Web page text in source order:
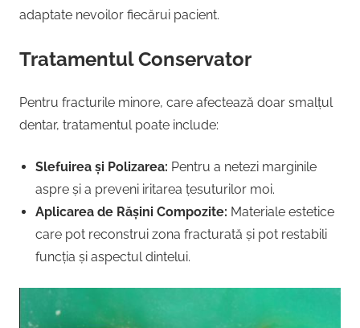
adaptate nevoilor fiecărui pacient.
Tratamentul Conservator
Pentru fracturile minore, care afectează doar smalțul
dentar, tratamentul poate include:
Slefuirea și Polizarea: Pentru a netezi marginile
aspre și a preveni iritarea țesuturilor moi.
Aplicarea de Rășini Compozite: Materiale estetice
care pot reconstrui zona fracturată și pot restabili
funcția și aspectul dintelui.